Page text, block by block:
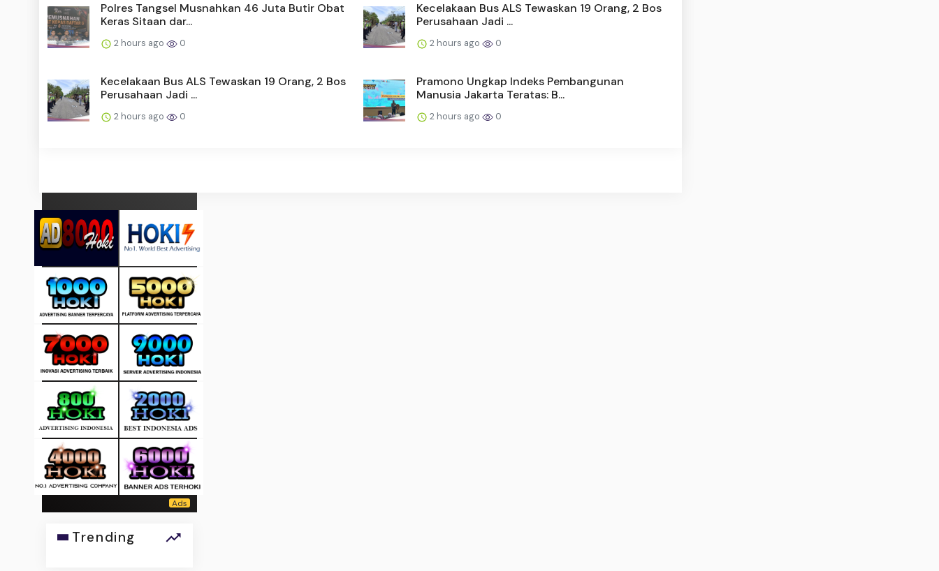
Polres Tangsel Musnahkan 46 Juta Butir Obat
Keras Sitaan dar...
2 hours ago 0
Kecelakaan Bus ALS Tewaskan 19 Orang, 2 Bos
Perusahaan Jadi ...
2 hours ago 0
Kecelakaan Bus ALS Tewaskan 19 Orang, 2 Bos
Perusahaan Jadi ...
2 hours ago 0
Pramono Ungkap Indeks Pembangunan
Manusia Jakarta Teratas: B...
2 hours ago 0
Trending